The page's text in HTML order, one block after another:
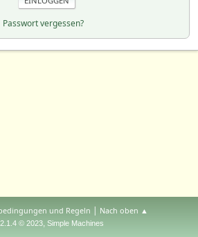
Passwort vergessen?
und Regeln | Nach oben ▲
© 2023, Simple Machines